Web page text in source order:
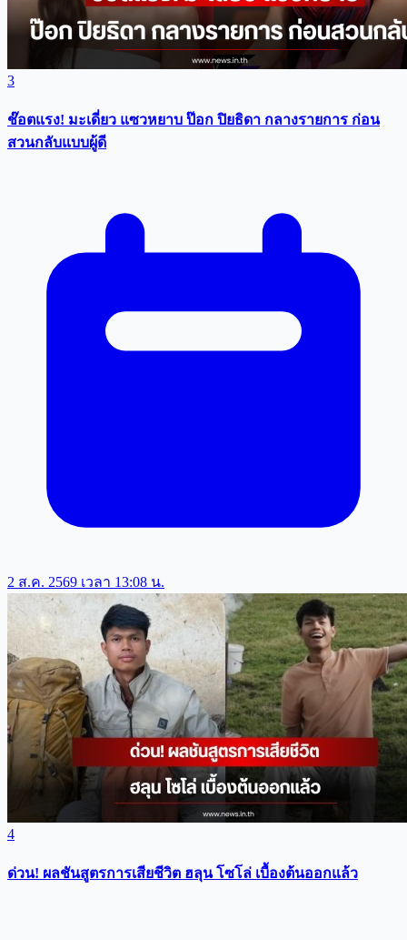
3
ช๊อตแรง! มะเดี่ยว แซวหยาบ ป๊อก ปิยธิดา กลางรายการ ก่อน
สวนกลับแบบผู้ดี
2 ส.ค. 2569 เวลา 13:08 น.
4
ด่วน! ผลชันสูตรการเสียชีวิต ฮลุน โซโล่ เบื้องต้นออกแล้ว